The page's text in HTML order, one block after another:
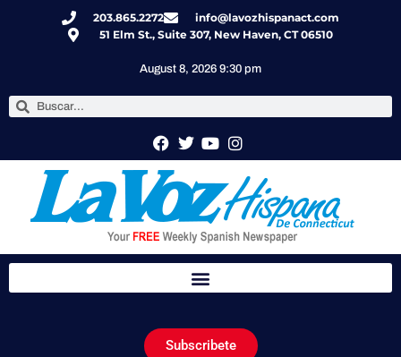
203.865.2272
info@lavozhispanact.com
51 Elm St., Suite 307, New Haven, CT 06510
August 8, 2026 9:30 pm
Subscribete